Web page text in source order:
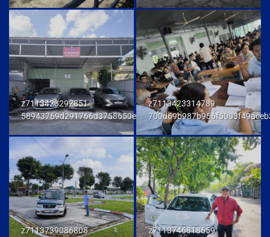
z7113423292851
58943769d291766d3758650e972d81fd
z7113423314789
z7113739086808
z7113746818659